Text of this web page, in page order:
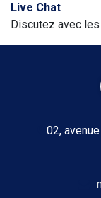
Live Chat
Discutez avec
02,